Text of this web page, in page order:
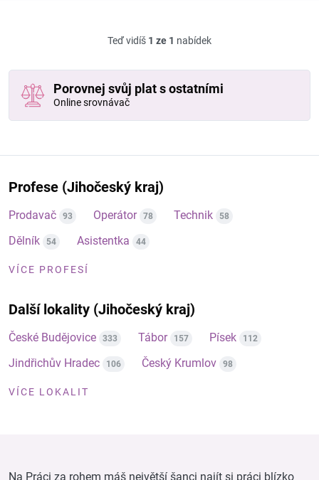
Teď vidíš 1 ze 1 nabídek
Porovnej svůj plat s ostatními
Online srovnávač
Profese (Jihočeský kraj)
Prodavač 93 Operátor 78 Technik 58
Dělník 54 Asistentka 44
VÍCE PROFESÍ
Další lokality (Jihočeský kraj)
České Budějovice 333 Tábor 157 Písek 112
Jindřichův Hradec 106 Český Krumlov 98
VÍCE LOKALIT
Na Práci za rohem máš největší šanci najít si práci blízko